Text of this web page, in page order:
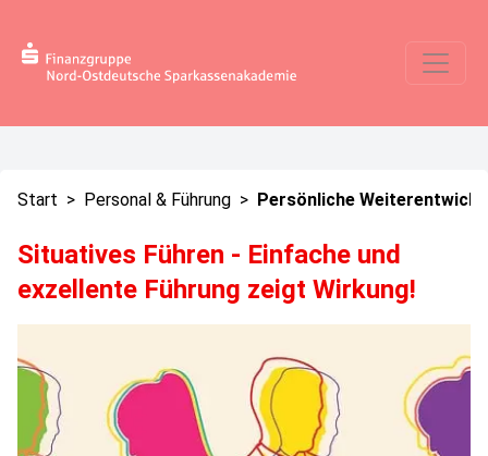
Start > Personal & Führung > Persönliche
Situatives Führen - Einfache und
exzellente Führung zeigt Wirkung!